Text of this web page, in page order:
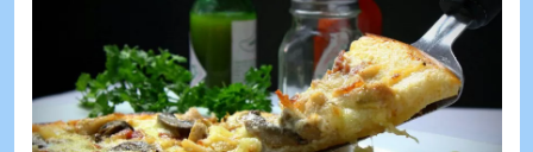
WOW
POP
STORIE
VIDEO